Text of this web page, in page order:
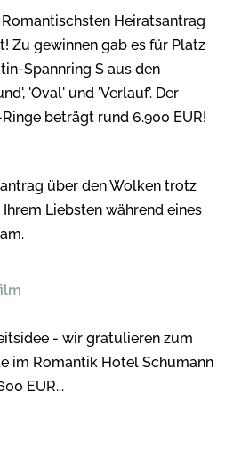
Heiratsantrag
Zu gewinnen gab es für Platz
Spannring S aus den
'Oval' und 'Verlauf'. Der
beträgt rund 6.900 EUR!
über den Wolken trotz
Liebsten während eines
- wir gratulieren zum
im Romantik Hotel Schumann
EUR...